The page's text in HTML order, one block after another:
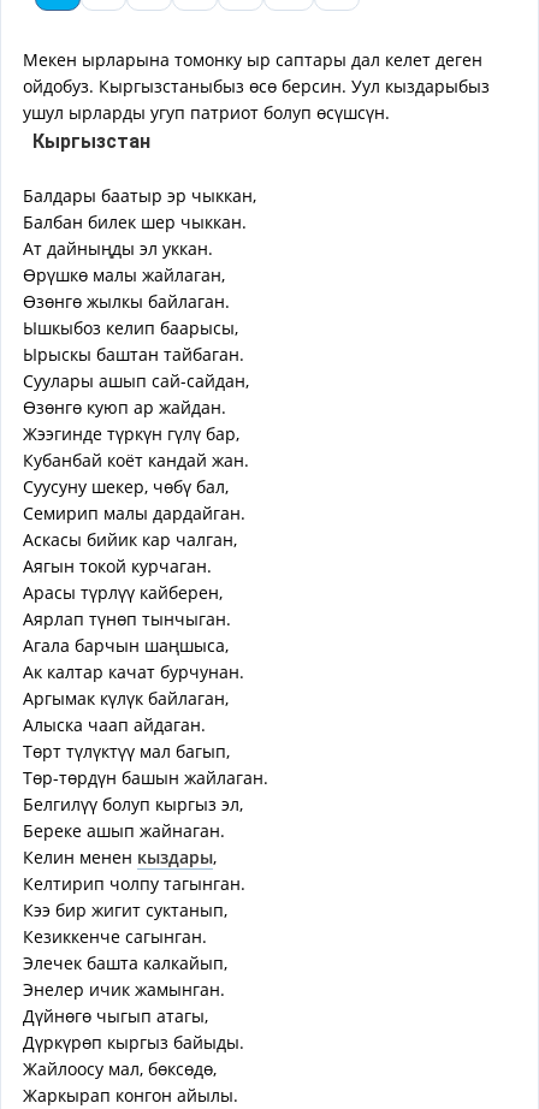
Мекен ырларына томонку ыр саптары дал келет деген
ойдобуз. Кыргызстаныбыз өсө берсин. Уул кыздарыбыз
ушул ырларды угуп патриот болуп өсүшсүн.
Кыргызстан
Балдары баатыр эр чыккан,
Балбан билек шер чыккан.
Ат дайныңды эл уккан.
Өрүшкө малы жайлаган,
Өзөнгө жылкы байлаган.
Ышкыбоз келип баарысы,
Ырыскы баштан тайбаган.
Суулары ашып сай-сайдан,
Өзөнгө куюп ар жайдан.
Жээгинде түркүн гүлү бар,
Кубанбай коёт кандай жан.
Суусуну шекер, чөбү бал,
Семирип малы дардайган.
Аскасы бийик кар чалган,
Аягын токой курчаган.
Арасы түрлүү кайберен,
Аярлап түнөп тынчыган.
Агала барчын шаңшыса,
Ак калтар качат бурчунан.
Аргымак күлүк байлаган,
Алыска чаап айдаган.
Төрт түлүктүү мал багып,
Төр-төрдүн башын жайлаган.
Белгилүү болуп кыргыз эл,
Береке ашып жайнаган.
Келин менен кыздары,
Келтирип чолпу тагынган.
Кээ бир жигит суктанып,
Кезиккенче сагынган.
Элечек башта калкайып,
Энелер ичик жамынган.
Дүйнөгө чыгып атагы,
Дүркүрөп кыргыз байыды.
Жайлоосу мал, бөксөдө,
Жаркырап конгон айылы.